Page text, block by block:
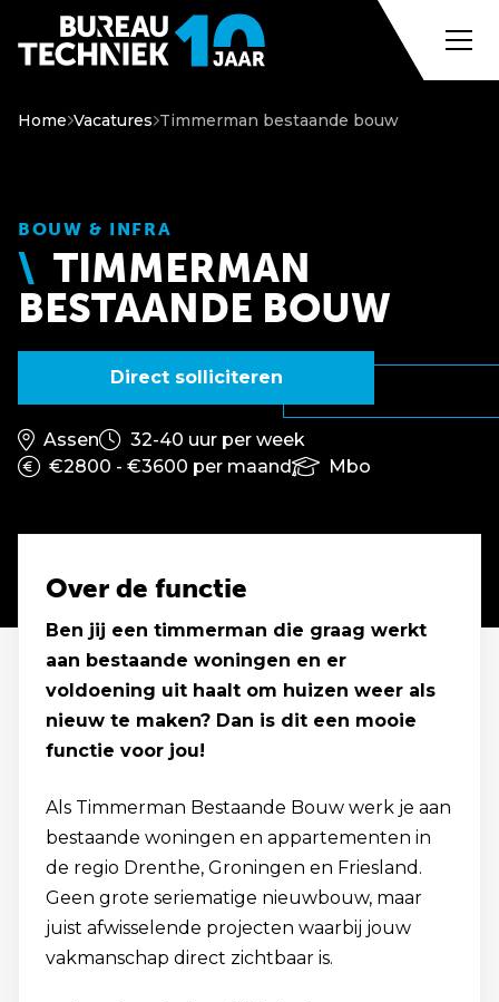
Home Vacatures Timmerman bestaande bouw
BOUW & INFRA
TIMMERMAN
BESTAANDE BOUW
Direct solliciteren
Assen
32-40 uur per week
€2800 - €3600 per maand
Mbo
Over de functie
Ben jij een timmerman die graag werkt
aan bestaande woningen en er
voldoening uit haalt om huizen weer als
nieuw te maken? Dan is dit een mooie
functie voor jou!
Als Timmerman Bestaande Bouw werk je aan
bestaande woningen en appartementen in
de regio Drenthe, Groningen en Friesland.
Geen grote seriematige nieuwbouw, maar
juist afwisselende projecten waarbij jouw
vakmanschap direct zichtbaar is.